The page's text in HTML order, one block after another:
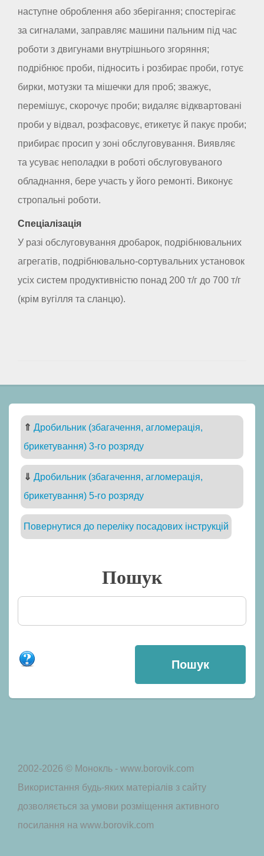
наступне оброблення або зберігання; спостерігає
за сигналами, заправляє машини пальним під час
роботи з двигунами внутрішнього згоряння;
подрібнює проби, підносить і розбирає проби, готує
бирки, мотузки та мішечки для проб; зважує,
перемішує, скорочує проби; видаляє відквартовані
проби у відвал, розфасовує, етикетує й пакує проби;
прибирає просип у зоні обслуговування. Виявляє
та усуває неполадки в роботі обслуговуваного
обладнання, бере участь у його ремонті. Виконує
стропальні роботи.
Спеціалізація
У разі обслуговування дробарок, подрібнювальних
агрегатів, подрібнювально-сортувальних установок
усіх систем продуктивністю понад 200 т/г до 700 т/г
(крім вугілля та сланцю).
⇑ Дробильник (збагачення, агломерація,
брикетування) 3-го розряду
⇓ Дробильник (збагачення, агломерація,
брикетування) 5-го розряду
Повернутися до переліку посадових інструкцій
Пошук
2002-2026 © Монокль - www.borovik.com
Використання будь-яких матеріалів з сайту
дозволяється за умови розміщення активного
посилання на www.borovik.com